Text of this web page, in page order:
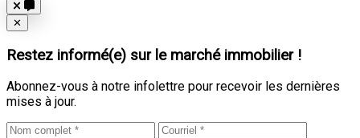
Close
✕
Restez informé(e) sur le marché immobilier !
Abonnez-vous à notre infolettre pour recevoir les dernières
mises à jour.